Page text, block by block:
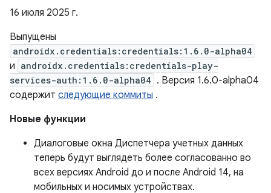
16 июля 2025 г.
Выпущены
androidx.credentials:credentials:1.6.0-alpha04
и androidx.credentials:credentials-play-
services-auth:1.6.0-alpha04 . Версия 1.6.0-alpha04
содержит следующие коммиты .
Новые функции
Диалоговые окна Диспетчера учетных данных
теперь будут выглядеть более согласованно во
всех версиях Android до и после Android 14, на
мобильных и носимых устройствах.